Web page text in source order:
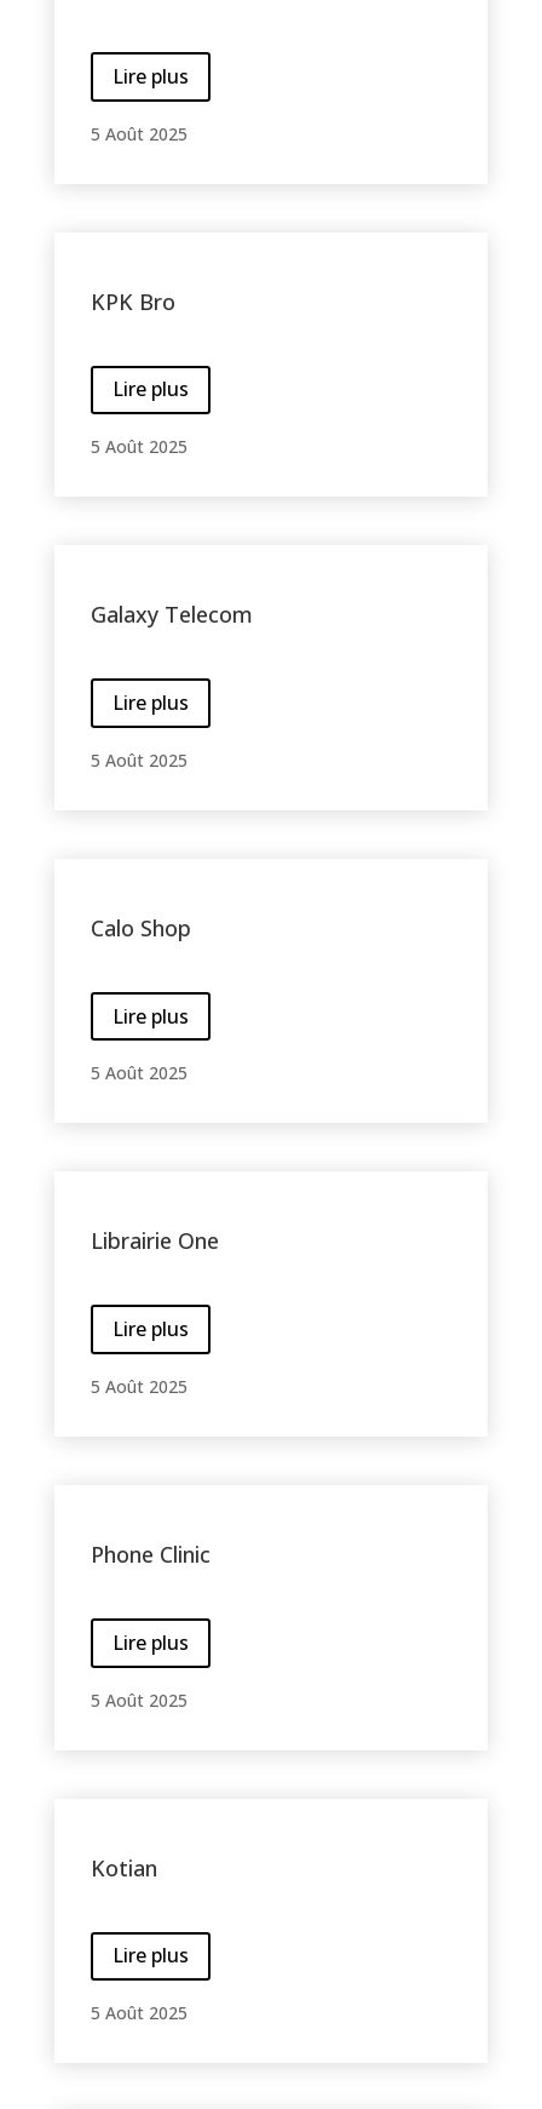
Lire plus
5 Août 2025
KPK Bro
Lire plus
5 Août 2025
Galaxy Telecom
Lire plus
5 Août 2025
Calo Shop
Lire plus
5 Août 2025
Librairie One
Lire plus
5 Août 2025
Phone Clinic
Lire plus
5 Août 2025
Kotian
Lire plus
5 Août 2025